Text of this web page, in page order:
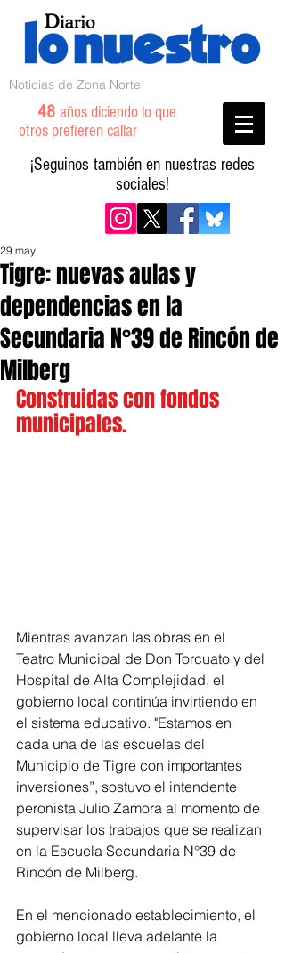
Noticias de Zona Norte
48 años diciendo lo que
otros prefieren callar
¡Seguinos también en nuestras redes
sociales!
Tigre: nuevas aulas y
dependencias en la
Secundaria N°39 de Rincón de
Milberg
29 may
Construidas con fondos
municipales.
Mientras avanzan las obras en el
Teatro Municipal de Don Torcuato y del
Hospital de Alta Complejidad, el
gobierno local continúa invirtiendo en
el sistema educativo. "Estamos en
cada una de las escuelas del
Municipio de Tigre con importantes
inversiones”, sostuvo el intendente
peronista Julio Zamora al momento de
supervisar los trabajos que se realizan
en la Escuela Secundaria N°39 de
Rincón de Milberg.
En el mencionado establecimiento, el
gobierno local lleva adelante la